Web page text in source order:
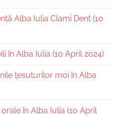
Alba Iulia Clami Dent (10
în Alba Iulia (10 April 2024)
țesuturilor moi în Alba
în Alba Iulia (10 April